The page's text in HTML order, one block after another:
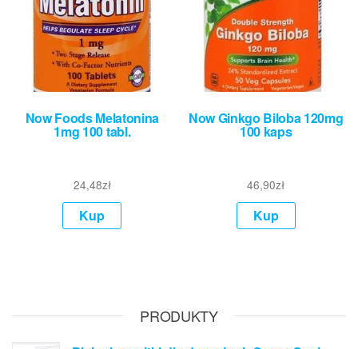
Now Foods Melatonina
1mg 100 tabl.
24,48zł
Kup
Now Ginkgo Biloba 120mg
100 kaps
46,90zł
Kup
PRODUKTY